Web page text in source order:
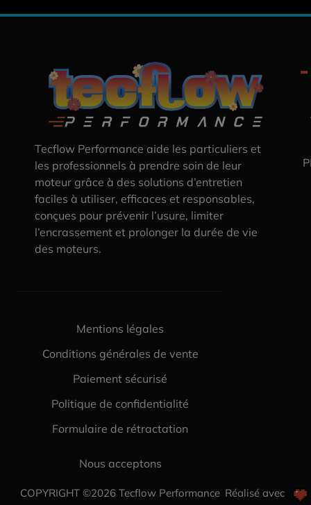
Tecflow Performance aide les particuliers et
les professionnels à prendre soin de leur
moteur grâce à des solutions d’entretien
faciles à utiliser, efficaces et responsables,
conçues pour prévenir l’usure, limiter
l’encrassement et prolonger la durée de vie
des moteurs.
Mentions légales
Conditions générales de vente
Paiement sécurisé
Politique de confidentialité
Formulaire de rétractation
COPYRIGHT ©2026 Tecflow Performance Réalisé avec
Nous acceptons